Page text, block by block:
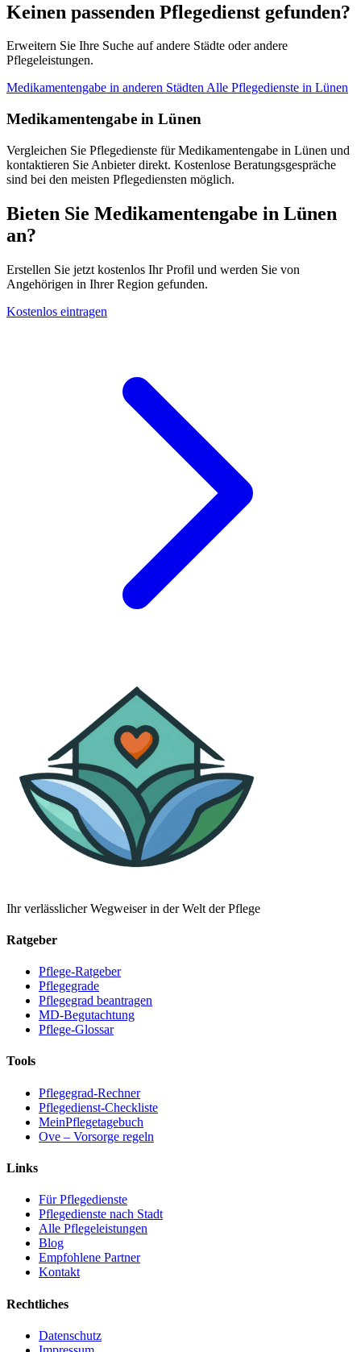
Keinen passenden Pflegedienst gefunden?
Erweitern Sie Ihre Suche auf andere Städte oder andere
Pflegeleistungen.
Medikamentengabe in anderen StädtenAlle Pflegedienste in Lünen
Medikamentengabe in Lünen
Vergleichen Sie Pflegedienste für Medikamentengabe in Lünen und
kontaktieren Sie Anbieter direkt. Kostenlose Beratungsgespräche
sind bei den meisten Pflegediensten möglich.
Bieten Sie Medikamentengabe in Lünen
an?
Erstellen Sie jetzt kostenlos Ihr Profil und werden Sie von
Angehörigen in Ihrer Region gefunden.
Kostenlos eintragen
Ihr verlässlicher Wegweiser in der Welt der Pflege
Ratgeber
Pflege-Ratgeber
Pflegegrade
Pflegegrad beantragen
MD-Begutachtung
Pflege-Glossar
Tools
Pflegegrad-Rechner
Pflegedienst-Checkliste
MeinPflegetagebuch
Ove – Vorsorge regeln
Links
Für Pflegedienste
Pflegedienste nach Stadt
Alle Pflegeleistungen
Blog
Empfohlene Partner
Kontakt
Rechtliches
Datenschutz